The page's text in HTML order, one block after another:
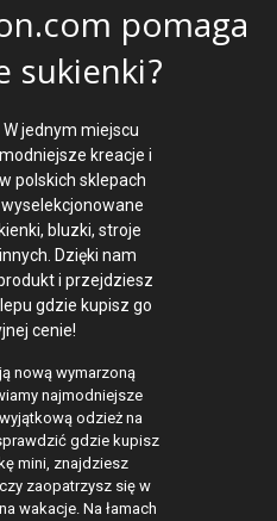
pomaga
sukienki?
jednym miejscu
kreacje i
polskich sklepach
bluzki, stroje
Dzięki nam
i przejdziesz
gdzie kupisz go
cenie!
nową wymarzoną
najmodniejsze
odzież na
gdzie kupisz
mini, znajdziesz
zaopatrzysz się w
wakacje. Na łamach